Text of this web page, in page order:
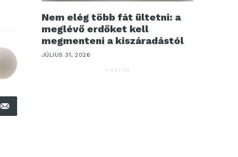
Nem elég több fát ültetni: a
meglévő erdőket kell
megmenteni a kiszáradástól
JÚLIUS 31, 2026
HIRDETÉS